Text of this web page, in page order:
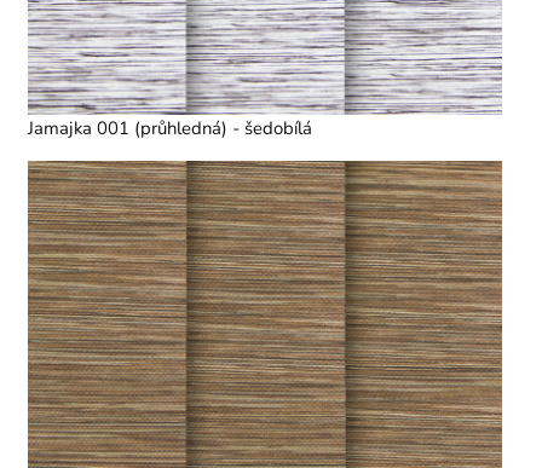
Jamajka 001 (průhledná) - šedobílá